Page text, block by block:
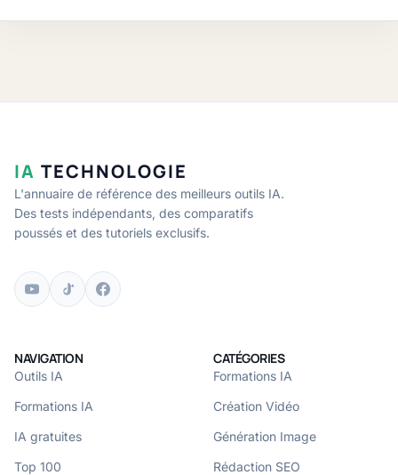
IA TECHNOLOGIE
L'annuaire de référence des meilleurs outils IA.
Des tests indépendants, des comparatifs
poussés et des tutoriels exclusifs.
NAVIGATION
Outils IA
Formations IA
IA gratuites
Top 100
CATÉGORIES
Formations IA
Création Vidéo
Génération Image
Rédaction SEO